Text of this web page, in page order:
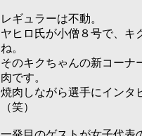
レギュラーは不動。
ヤヒロ氏が小僧８号で、キ
ね。
そのキクちゃんの新コーナ
肉です。
焼肉しながら選手にインタ
（笑）